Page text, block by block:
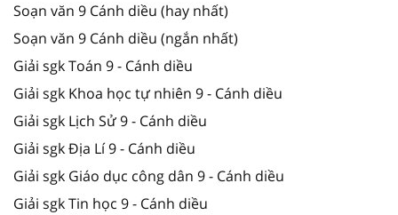
Soạn văn 9 Cánh diều (hay nhất)
Soạn văn 9 Cánh diều (ngắn nhất)
Giải sgk Toán 9 - Cánh diều
Giải sgk Khoa học tự nhiên 9 - Cánh diều
Giải sgk Lịch Sử 9 - Cánh diều
Giải sgk Địa Lí 9 - Cánh diều
Giải sgk Giáo dục công dân 9 - Cánh diều
Giải sgk Tin học 9 - Cánh diều